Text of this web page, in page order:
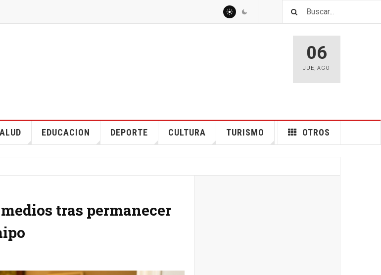
06
JUE,AGO
EDUCACION DEPORTE CULTURA TURISMO OTROS
tras permanecer